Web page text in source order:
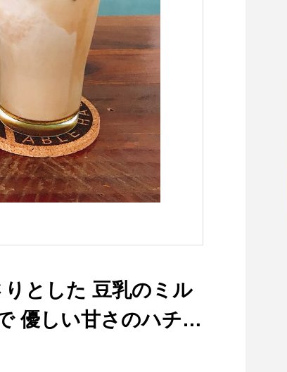
とした 豆乳のミル
優しい甘さのハチミ
smatsue #島根 #松江